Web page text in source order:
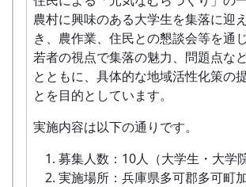
グループ2の学生の提言
農村に興味のある大学生を集落に迎
き、農作業、住民との懇談会等を通
若者の視点で集落の魅力、問題点な
とともに、具体的な地域活性化策の
とを目的としています。
実施内容は以下の通りです。
募集人数：10人（大学生・大学
実施場所：兵庫県多可郡多可町